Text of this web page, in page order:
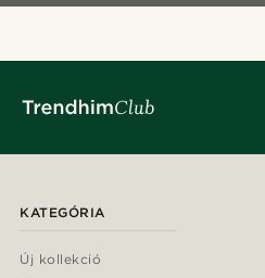
KATEGÓRIA
Új kollekció